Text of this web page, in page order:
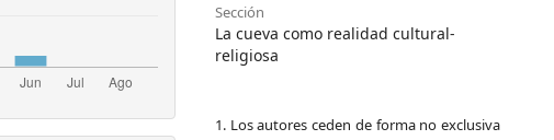
Sección
La cueva como realidad cultural-
religiosa
1. Los autores ceden de forma no exclusiva